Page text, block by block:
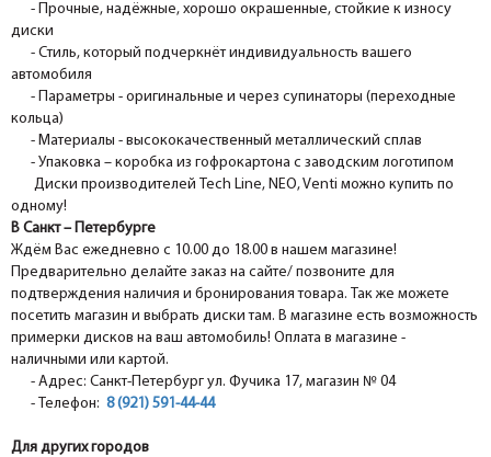
- Прочные, надёжные, хорошо окрашенные, стойкие к износу
диски
- Стиль, который подчеркнёт индивидуальность вашего
автомобиля
- Параметры - оригинальные и через супинаторы (переходные
кольца)
- Материалы - высококачественный металлический сплав
- Упаковка – коробка из гофрокартона с заводским логотипом
Диски производителей Tech Line, NEO, Venti можно купить по
одному!
В Санкт – Петербурге
Ждём Вас ежедневно с 10.00 до 18.00 в нашем магазине!
Предварительно делайте заказ на сайте/ позвоните для
подтверждения наличия и бронирования товара. Так же можете
посетить магазин и выбрать диски там. В магазине есть возможность
примерки дисков на ваш автомобиль! Оплата в магазине -
наличными или картой.
- Адрес: Санкт-Петербург ул. Фучика 17, магазин № 04
- Телефон: 8 (921) 591-44-44
Для других городов